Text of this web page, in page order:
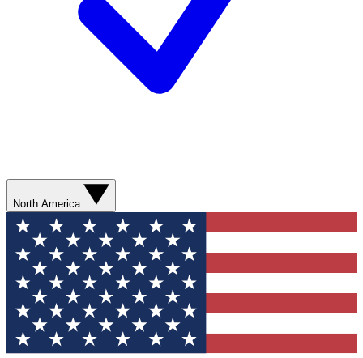
North America